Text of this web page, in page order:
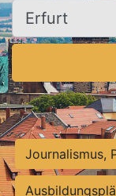
Ort, Stadt
Journalismus,